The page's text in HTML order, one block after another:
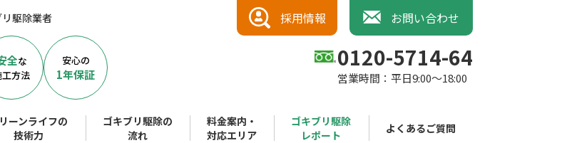
駆除業者
全な
方法
安心の
1年保証
お問い合わせ
採用情報
0120-5714-64
営業時間：平日9:00～18:00
ーンライフの
技術力
ゴキブリ駆除の
流れ
料金案内・
対応エリア
ゴキブリ駆除
レポート
よくあるご質問